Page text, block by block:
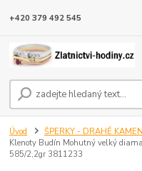
+420 379 492 545
Úvod ŠPERKY - DRAHÉ
Klenoty Budín Mohutný velký
585/2,2gr 3811233